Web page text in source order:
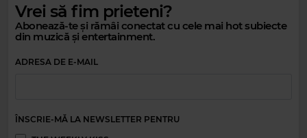
Magic Relax
AIN'T NO SUNSHINE
Vrei să fim prieteni?
Abonează-te și rămâi conectat cu cele mai hot subiecte
din muzică și entertainment.
ADRESA DE E-MAIL
ÎNSCRIE-MĂ LA NEWSLETTER PENTRU